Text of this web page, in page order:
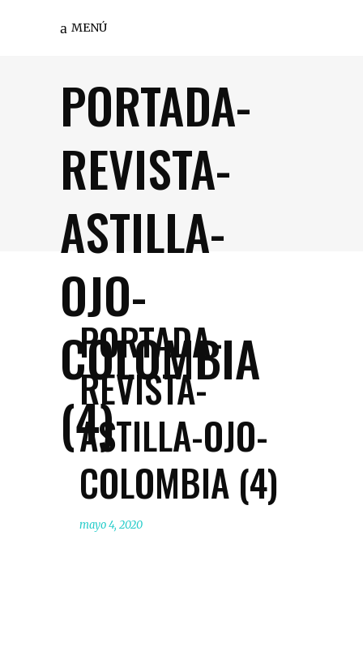
MENÚ
PORTADA-
REVISTA-
ASTILLA-
OJO-
COLOMBIA
(4)
PORTADA-
REVISTA-
ASTILLA-OJO-
COLOMBIA (4)
mayo 4, 2020